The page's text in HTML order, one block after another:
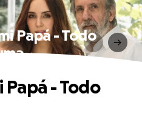
Papá - Todo
Papá - Todo